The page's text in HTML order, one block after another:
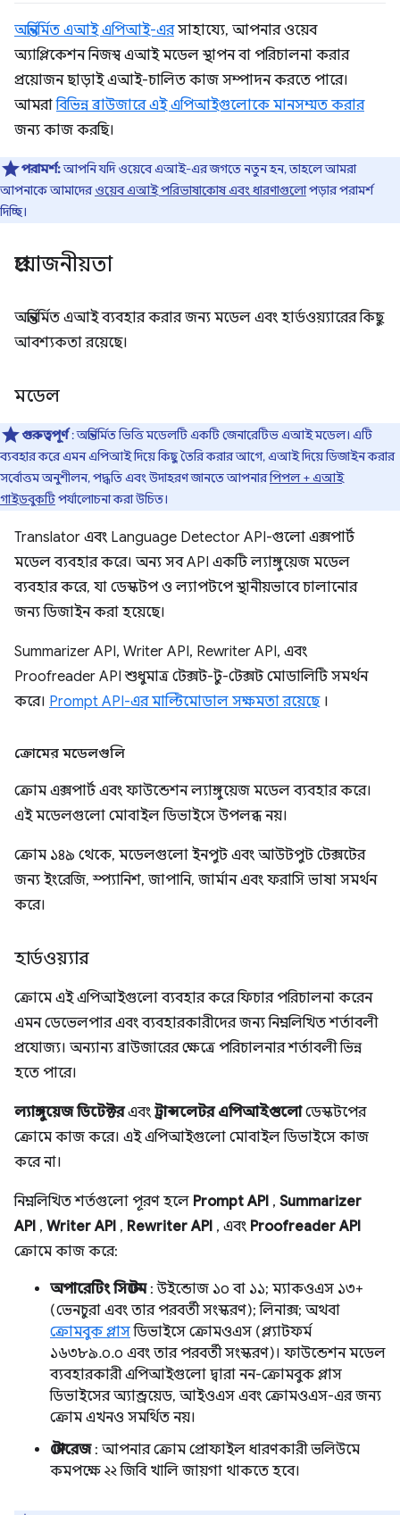
অন্তর্নির্মিত এআই এপিআই-এরসাহায্যে, আপনার ওয়েব
অ্যাপ্লিকেশন নিজস্ব এআই মডেল স্থাপন বা পরিচালনা করার
প্রয়োজন ছাড়াই এআই-চালিত কাজ সম্পাদন করতে পারে।
আমরাবিভিন্ন ব্রাউজারে এই এপিআইগুলোকে মানসম্মত করার
জন্য কাজ করছি।
পরামর্শ:আপনি যদি ওয়েবে এআই-এর জগতে নতুন হন, তাহলে আমরা
আপনাকে আমাদেরওয়েব এআই পরিভাষাকোষ এবং ধারণাগুলোপড়ার পরামর্শ
দিচ্ছি।
প্রয়োজনীয়তা
অন্তর্নির্মিত এআই ব্যবহার করার জন্য মডেল এবং হার্ডওয়্যারের কিছু
আবশ্যকতা রয়েছে।
মডেল
গুরুত্বপূর্ণ: অন্তর্নির্মিত ভিত্তি মডেলটি একটি জেনারেটিভ এআই মডেল। এটি
ব্যবহার করে এমন এপিআই দিয়ে কিছু তৈরি করার আগে, এআই দিয়ে ডিজাইন করার
সর্বোত্তম অনুশীলন, পদ্ধতি এবং উদাহরণ জানতে আপনারপিপল + এআই
গাইডবুকটিপর্যালোচনা করা উচিত।
Translator এবং Language Detector API-গুলো এক্সপার্ট
মডেল ব্যবহার করে। অন্য সব API একটি ল্যাঙ্গুয়েজ মডেল
ব্যবহার করে, যা ডেস্কটপ ও ল্যাপটপে স্থানীয়ভাবে চালানোর
জন্য ডিজাইন করা হয়েছে।
Summarizer API, Writer API, Rewriter API, এবং
Proofreader API শুধুমাত্র টেক্সট-টু-টেক্সট মোডালিটি সমর্থন
করে। Prompt API-এর মাল্টিমোডাল সক্ষমতা রয়েছে।
ক্রোমের মডেলগুলি
ক্রোম এক্সপার্ট এবং ফাউন্ডেশন ল্যাঙ্গুয়েজ মডেল ব্যবহার করে।
এই মডেলগুলো মোবাইল ডিভাইসে উপলব্ধ নয়।
ক্রোম ১৪৯ থেকে, মডেলগুলো ইনপুট এবং আউটপুট টেক্সটের
জন্য ইংরেজি, স্প্যানিশ, জাপানি, জার্মান এবং ফরাসি ভাষা সমর্থন
করে।
হার্ডওয়্যার
ক্রোমে এই এপিআইগুলো ব্যবহার করে ফিচার পরিচালনা করেন
এমন ডেভেলপার এবং ব্যবহারকারীদের জন্য নিম্নলিখিত শর্তাবলী
প্রযোজ্য। অন্যান্য ব্রাউজারের ক্ষেত্রে পরিচালনার শর্তাবলী ভিন্ন
হতে পারে।
ল্যাঙ্গুয়েজ ডিটেক্টরএবং ট্রান্সলেটর এপিআইগুলোডেস্কটপের
ক্রোমে কাজ করে। এই এপিআইগুলো মোবাইল ডিভাইসে কাজ
করে না।
নিম্নলিখিত শর্তগুলো পূরণ হলে Prompt API , Summarizer
API , Writer API , Rewriter API , এবং Proofreader API
ক্রোমে কাজ করে:
অপারেটিং সিস্টেম: উইন্ডোজ ১০ বা ১১; ম্যাকওএস ১৩+
(ভেনচুরা এবং তার পরবর্তী সংস্করণ); লিনাক্স; অথবা
ক্রোমবুক প্লাসডিভাইসে ক্রোমওএস (প্ল্যাটফর্ম
১৬৩৮৯.০.০ এবং তার পরবর্তী সংস্করণ)। ফাউন্ডেশন মডেল
ব্যবহারকারী এপিআইগুলো দ্বারা নন-ক্রোমবুক প্লাস
ডিভাইসের অ্যান্ড্রয়েড, আইওএস এবং ক্রোমওএস-এর জন্য
ক্রোম এখনও সমর্থিত নয়।
স্টোরেজ: আপনার ক্রোম প্রোফাইল ধারণকারী ভলিউমে
কমপক্ষে ২২ জিবি খালি জায়গা থাকতে হবে।